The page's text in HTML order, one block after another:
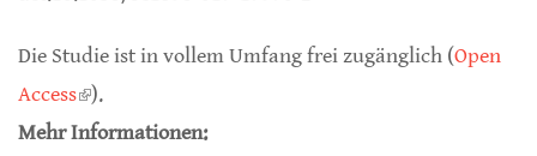
Die Studie ist in vollem Umfang frei zugänglich (Open
Access(link is external)
).
Mehr Informationen: